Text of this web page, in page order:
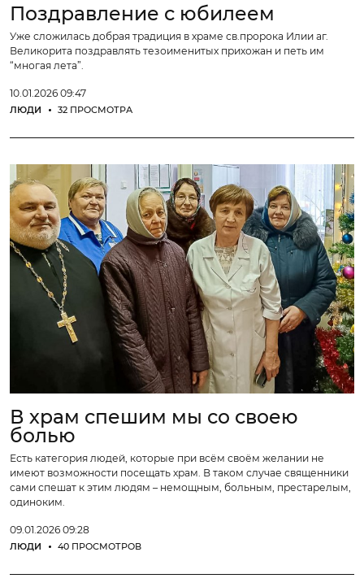
Поздравление с юбилеем
Уже сложилась добрая традиция в храме св.пророка Илии аг.
Великорита поздравлять тезоименитых прихожан и петь им
“многая лета”.
10.01.2026 09:47
ЛЮДИ 32 ПРОСМОТРА
В храм спешим мы со своею
болью
Есть категория людей, которые при всём своём желании не
имеют возможности посещать храм. В таком случае священники
сами спешат к этим людям – немощным, больным, престарелым,
одиноким.
09.01.2026 09:28
ЛЮДИ 40 ПРОСМОТРОВ